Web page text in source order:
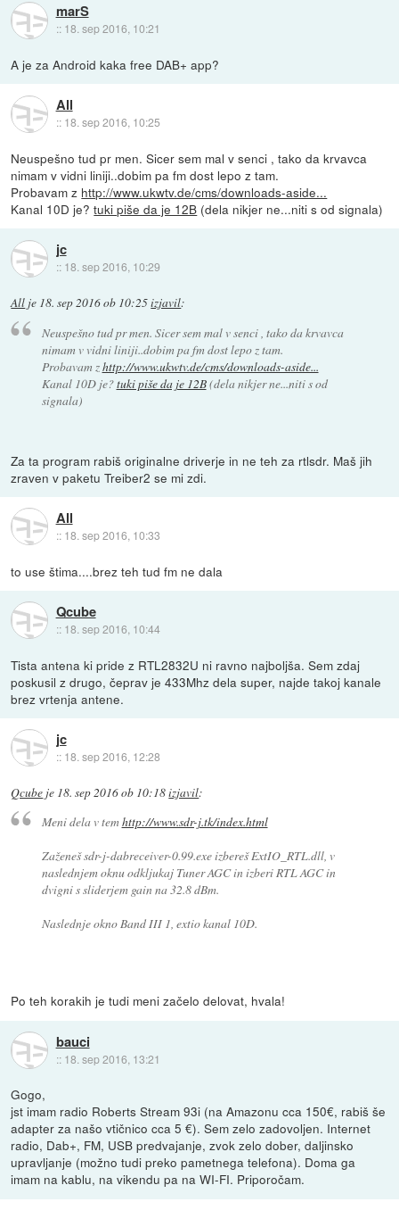
marS
:: 18. sep 2016, 10:21
A je za Android kaka free DAB+ app?
All
:: 18. sep 2016, 10:25
Neuspešno tud pr men. Sicer sem mal v senci , tako da krvavca
nimam v vidni liniji..dobim pa fm dost lepo z tam.
Probavam z http://www.ukwtv.de/cms/downloads-aside...
Kanal 10D je?tuki piše da je 12B (dela nikjer ne...niti s od signala)
jc
:: 18. sep 2016, 10:29
All je 18. sep 2016 ob 10:25izjavil:
Neuspešno tud pr men. Sicer sem mal v senci , tako da krvavca
nimam v vidni liniji..dobim pa fm dost lepo z tam.
Probavam zhttp://www.ukwtv.de/cms/downloads-aside...
Kanal 10D je?tuki piše da je 12B(dela nikjer ne...niti s od
signala)
Za ta program rabiš originalne driverje in ne teh za rtlsdr. Maš jih
zraven v paketu Treiber2 se mi zdi.
All
:: 18. sep 2016, 10:33
to use štima....brez teh tud fm ne dala
Qcube
:: 18. sep 2016, 10:44
Tista antena ki pride z RTL2832U ni ravno najboljša. Sem zdaj
poskusil z drugo, čeprav je 433Mhz dela super, najde takoj kanale
brez vrtenja antene.
jc
:: 18. sep 2016, 12:28
Qcube je 18. sep 2016 ob 10:18izjavil:
Meni dela v temhttp://www.sdr-j.tk/index.html
Zaženeš sdr-j-dabreceiver-0.99.exe izbereš ExtIO_RTL.dll, v
naslednjem oknu odkljukaj Tuner AGC in izberi RTL AGC in
dvigni s sliderjem gain na 32.8 dBm.
Naslednje okno Band III 1, extio kanal 10D.
Po teh korakih je tudi meni začelo delovat, hvala!
bauci
:: 18. sep 2016, 13:21
Gogo,
jst imam radio Roberts Stream 93i (na Amazonu cca 150€, rabiš še
adapter za našo vtičnico cca 5 €). Sem zelo zadovoljen. Internet
radio, Dab+, FM, USB predvajanje, zvok zelo dober, daljinsko
upravljanje (možno tudi preko pametnega telefona). Doma ga
imam na kablu, na vikendu pa na WI-FI. Priporočam.